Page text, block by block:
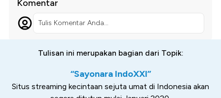
Komentar
Tulis Komentar Anda...
Tulisan ini merupakan bagian dari Topik:
“Sayonara IndoXXI”
Situs streaming kecintaan sejuta umat di Indonesia akan